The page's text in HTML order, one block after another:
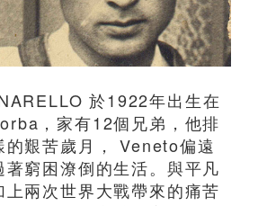
於1922年出生在
，家有12個兄弟，他排
的艱苦歲月， Veneto偏遠
窮困潦倒的生活。與平凡
兩次世界大戰帶來的痛苦